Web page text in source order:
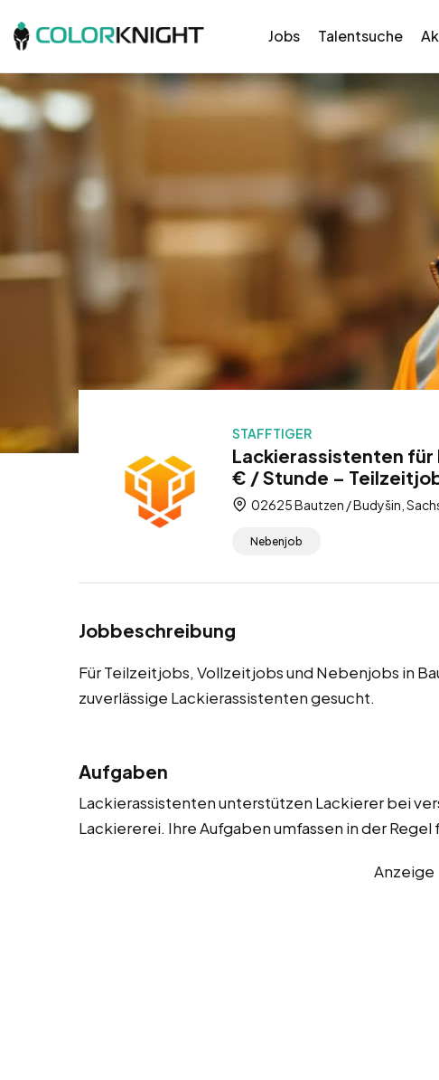
Jobs Talentsuche
STAFFTIGER
Lackierassistenten
€ / Stunde –
02625 Bautzen / Budyšin,
Nebenjob
Jobbeschreibung
Für Teilzeitjobs, Vollzeitjobs und Nebenjobs in
zuverlässige Lackierassistenten gesucht.
Aufgaben
Lackierassistenten unterstützen Lackierer bei
Lackiererei. Ihre Aufgaben umfassen in der
Anzeige